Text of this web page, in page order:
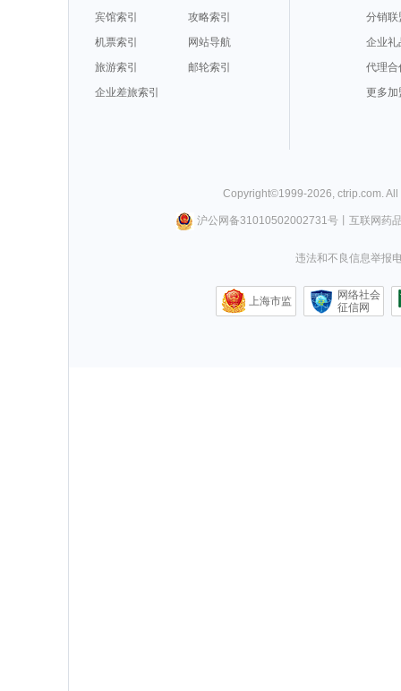
宾馆索引
攻略索引
机票索引
网站导航
旅游索引
邮轮索引
企业差旅索引
分销联
企业礼
代理合
更多加
Copyright©1999-2026 ctrip.com .
沪公网备31010502002731号丨 互联网药
违法和不良信息举报
上海市监
网络社会
征信网